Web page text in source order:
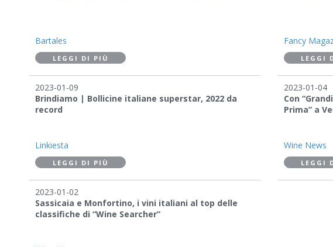
Bartales
LEGGI DI PIÙ
Fancy
LEGGI
2023-01-09
Brindiamo | Bollicine italiane superstar, 2022 da
record
Linkiesta
LEGGI DI PIÙ
2023-01-04
Con
Prima” a
Wine News
LEGGI
2023-01-02
Sassicaia e Monfortino, i vini italiani al top delle
classifiche di “Wine Searcher”